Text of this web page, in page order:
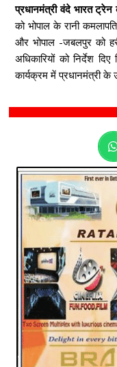
प्रधानमंत्री वंदे भारत
को भोपाल के रानी
और भोपाल -जबलपुर को
अधिकारियों को निर्देश
कार्यक्रम में प्रधानमंत्री